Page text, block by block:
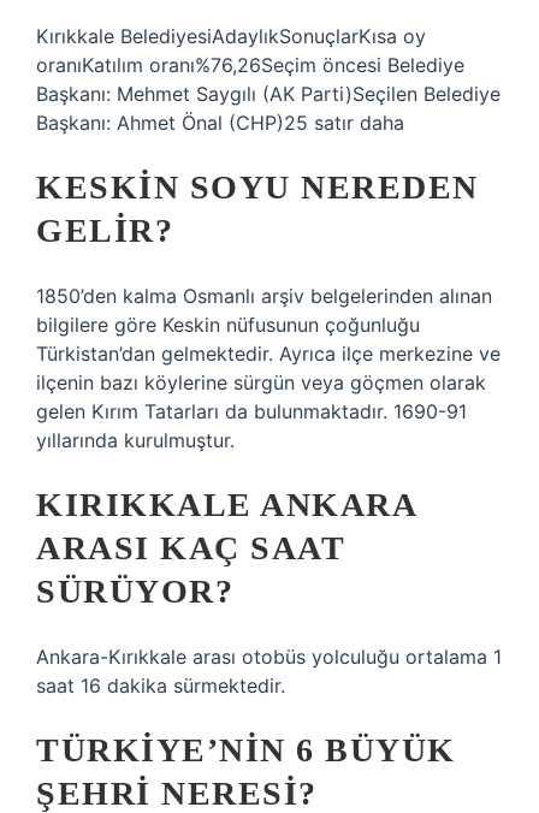
Kırıkkale BelediyesiAdaylıkSonuçlarKısa oy
oranıKatılım oranı%76,26Seçim öncesi Belediye
Başkanı: Mehmet Saygılı (AK Parti)Seçilen Belediye
Başkanı: Ahmet Önal (CHP)25 satır daha
KESKIN SOYU NEREDEN
GELIR?
1850’den kalma Osmanlı arşiv belgelerinden alınan
bilgilere göre Keskin nüfusunun çoğunluğu
Türkistan’dan gelmektedir. Ayrıca ilçe merkezine ve
ilçenin bazı köylerine sürgün veya göçmen olarak
gelen Kırım Tatarları da bulunmaktadır. 1690-91
yıllarında kurulmuştur.
KIRIKKALE ANKARA
ARASI KAÇ SAAT
SÜRÜYOR?
Ankara-Kırıkkale arası otobüs yolculuğu ortalama 1
saat 16 dakika sürmektedir.
TÜRKIYE’NIN 6 BÜYÜK
ŞEHRI NERESI?